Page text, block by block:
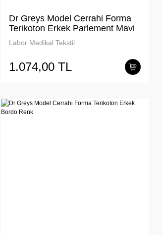
Dr Greys Model Cerrahi Forma
Terikoton Erkek Parlement Mavi
Renk
Labor Medikal Tekstil
1.074,00 TL